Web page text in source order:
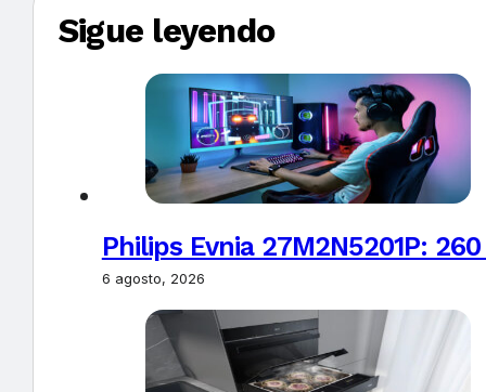
Sigue leyendo
Philips Evnia 27M2N5201P:
6 agosto, 2026